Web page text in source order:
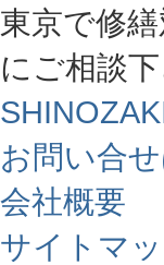
東京で修
にご相談下
お問い合
会社概要
サイトマ